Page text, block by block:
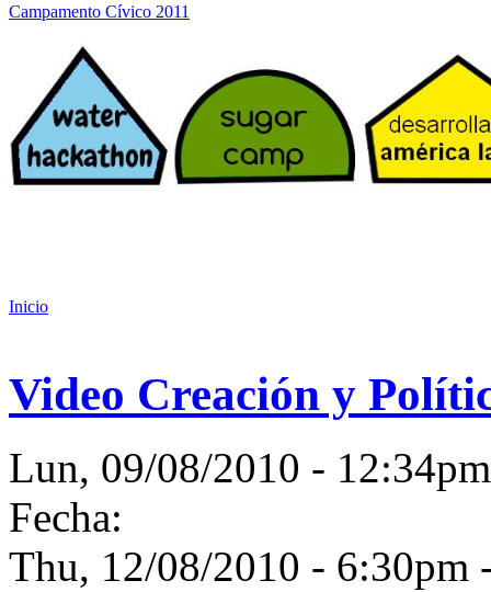
Campamento Cívico 2011
Inicio
Video Creación y
Lun, 09/08/2010 -
Fecha:
Thu, 12/08/2010 - 6:30pm